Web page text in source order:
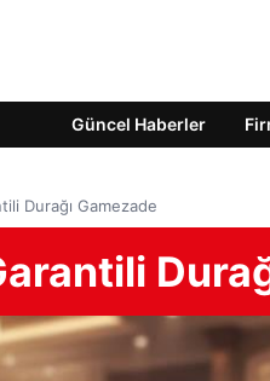
Güncel Haberler
Durağı Gamezade